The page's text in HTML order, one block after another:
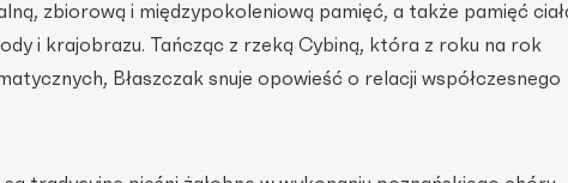
zbiorową i międzypokoleniową pamięć, a także pamięć
i krajobrazu. Tańcząc z rzeką Cybiną, która z roku na rok
Błaszczak snuje opowieść o relacji współczesnego